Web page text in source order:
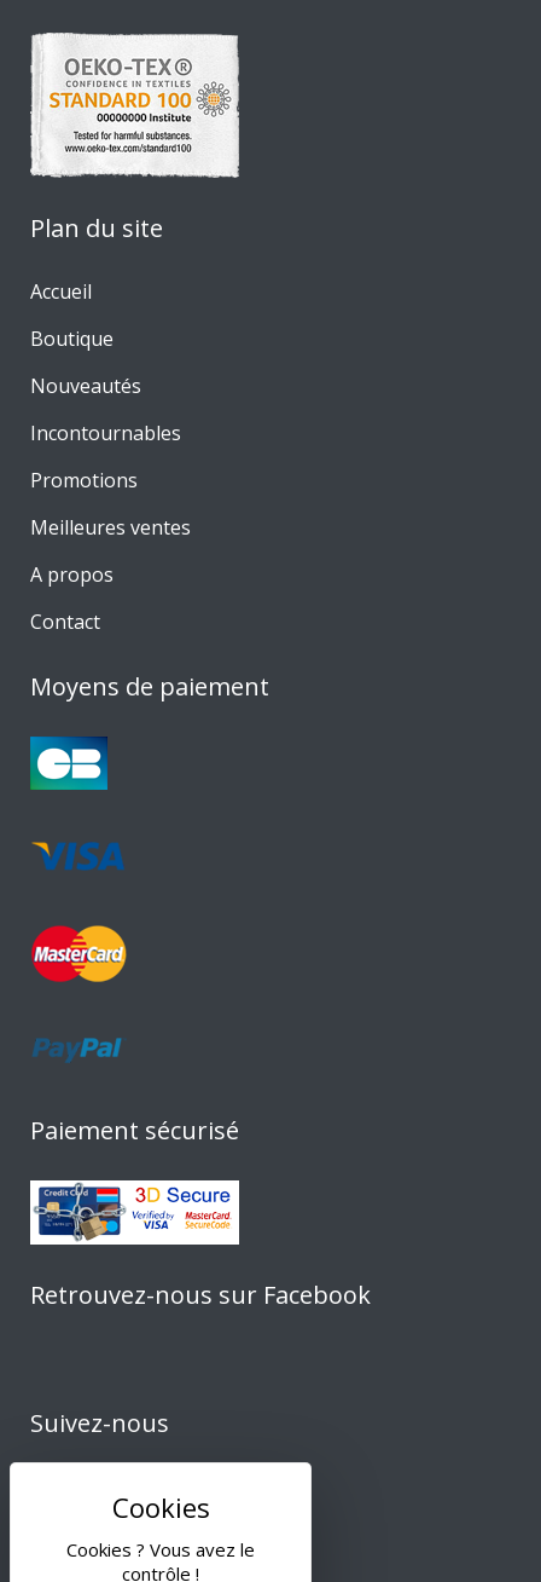
Cookies ? Vous avez le
contrôle !
Plan du site
Accueil
Boutique
Nouveautés
Incontournables
Promotions
Meilleures ventes
A propos
Contact
Moyens de paiement
Paiement sécurisé
Retrouvez-nous sur Facebook
Suivez-nous